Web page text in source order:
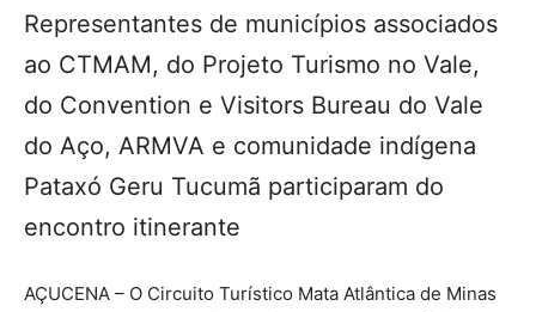
Representantes de municípios associados
ao CTMAM, do Projeto Turismo no Vale,
do Convention e Visitors Bureau do Vale
do Aço, ARMVA e comunidade indígena
Pataxó Geru Tucumã participaram do
encontro itinerante
AÇUCENA – O Circuito Turístico Mata Atlântica de Minas